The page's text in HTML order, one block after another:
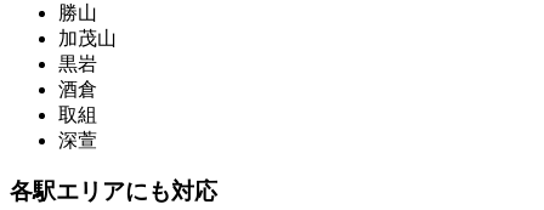
勝山
加茂山
黒岩
酒倉
取組
深萱
各駅エリアにも対応